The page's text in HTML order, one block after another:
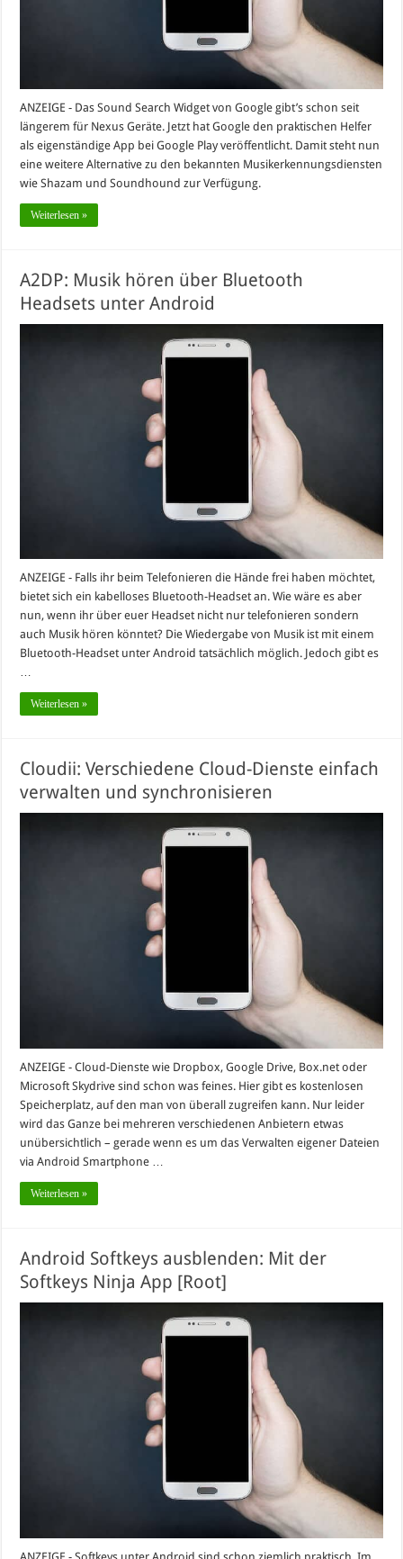
ANZEIGE - Das Sound Search Widget von Google gibt’s schon seit
längerem für Nexus Geräte. Jetzt hat Google den praktischen Helfer
als eigenständige App bei Google Play veröffentlicht. Damit steht nun
eine weitere Alternative zu den bekannten Musikerkennungsdiensten
wie Shazam und Soundhound zur Verfügung.
Weiterlesen »
A2DP: Musik hören über Bluetooth
Headsets unter Android
ANZEIGE - Falls ihr beim Telefonieren die Hände frei haben möchtet,
bietet sich ein kabelloses Bluetooth-Headset an. Wie wäre es aber
nun, wenn ihr über euer Headset nicht nur telefonieren sondern
auch Musik hören könntet? Die Wiedergabe von Musik ist mit einem
Bluetooth-Headset unter Android tatsächlich möglich. Jedoch gibt es
…
Weiterlesen »
Cloudii: Verschiedene Cloud-Dienste einfach
verwalten und synchronisieren
ANZEIGE - Cloud-Dienste wie Dropbox, Google Drive, Box.net oder
Microsoft Skydrive sind schon was feines. Hier gibt es kostenlosen
Speicherplatz, auf den man von überall zugreifen kann. Nur leider
wird das Ganze bei mehreren verschiedenen Anbietern etwas
unübersichtlich – gerade wenn es um das Verwalten eigener Dateien
via Android Smartphone …
Weiterlesen »
Android Softkeys ausblenden: Mit der
Softkeys Ninja App [Root]